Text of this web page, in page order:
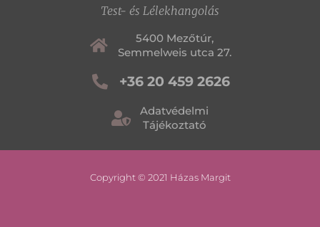
Test- és Lélekhangolás
5400 Mezőtúr,
Semmelweis utca 27.
+36 20 459 2626
Adatvédelmi
Tájékoztató
Copyright © 2021 Házas Margit